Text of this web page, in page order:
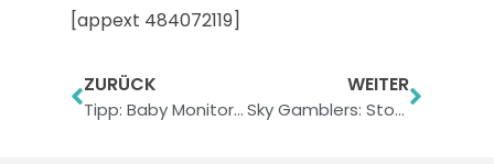
[appext 484072119]
ZURÜCK
Tipp: Baby Monitor AV
WEITER
Sky Gamblers: Storm Raiders – Action pur über den Wolken